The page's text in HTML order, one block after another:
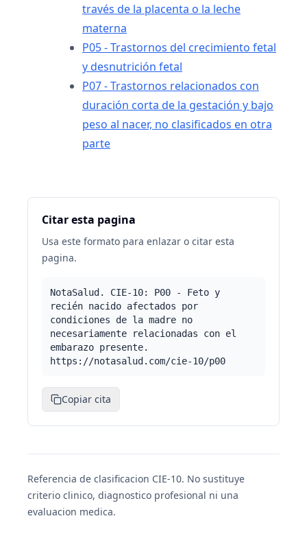
través de la placenta o la leche
materna
P05 - Trastornos del crecimiento fetal
y desnutrición fetal
P07 - Trastornos relacionados con
duración corta de la gestación y bajo
peso al nacer, no clasificados en otra
parte
Citar esta pagina
Usa este formato para enlazar o citar esta
pagina.
NotaSalud. CIE-10: P00 - Feto y
recién nacido afectados por
condiciones de la madre no
necesariamente relacionadas con el
embarazo presente.
https://notasalud.com/cie-10/p00
Copiar cita
Referencia de clasificacion CIE-10. No sustituye
criterio clinico, diagnostico profesional ni una
evaluacion medica.